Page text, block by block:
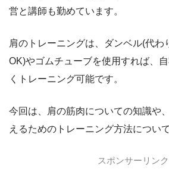
営と講師も勤めています。
肩のトレーニングは、ダンベル(代わ
OK)やゴムチューブを使用すれば、
くトレーニング可能です。
今回は、肩の筋肉についての知識や
えるためのトレーニング方法につい
スポンサーリンク